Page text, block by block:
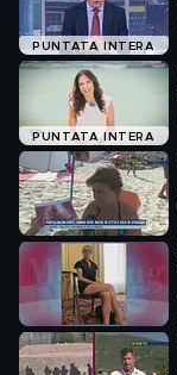
PUNTATA INTERA
PUNTATA INTERA